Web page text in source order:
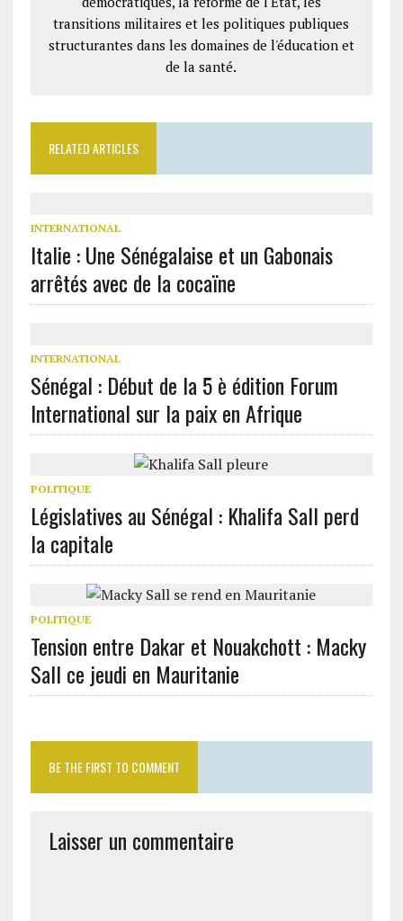
transitions militaires et les politiques publiques
structurantes dans les domaines de l'éducation et
de la santé.
RELATED ARTICLES
INTERNATIONAL
Italie : Une Sénégalaise et un Gabonais
arrêtés avec de la cocaïne
INTERNATIONAL
Sénégal : Début de la 5 è édition Forum
International sur la paix en Afrique
POLITIQUE
Législatives au Sénégal : Khalifa Sall perd
la capitale
POLITIQUE
Tension entre Dakar et Nouakchott : Macky
Sall ce jeudi en Mauritanie
BE THE FIRST TO COMMENT
Laisser un commentaire